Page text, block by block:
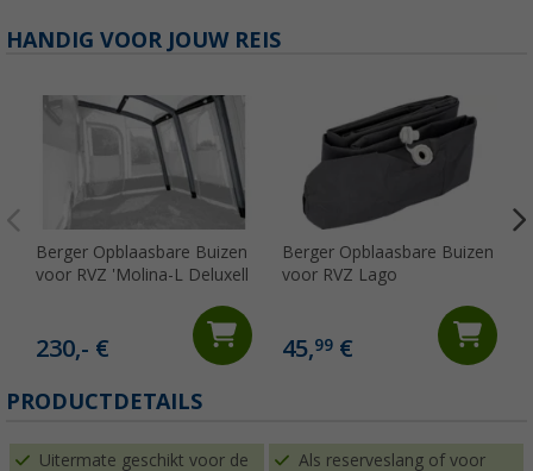
HANDIG VOOR JOUW REIS
Berger Opblaasbare Buizen
voor RVZ 'Molina-L Deluxell
230,- €
Berger Opblaasbare Buizen
voor RVZ Lago
45,99€
PRODUCTDETAILS
Uitermate geschikt voor de
Als reserveslang of voor